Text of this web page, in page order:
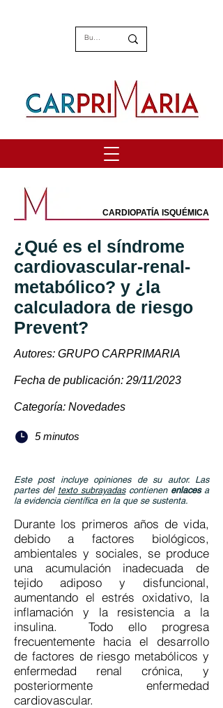
CARDIOPATÍA ISQUÉMICA
¿Qué es el síndrome
cardiovascular-renal-
metabólico? y ¿la
calculadora de riesgo
Prevent?
Autores: GRUPO CARPRIMARIA
Fecha de publicación: 29/11/2023
Categoría: Novedades
5 minutos
Este post incluye opiniones de su autor. Las
partes del texto subrayadascontienen enlacesa
la evidencia científica en la que se sustenta.
Durante los primeros años de vida,
debido a factores biológicos,
ambientales y sociales, se produce
una acumulación inadecuada de
tejido adiposo y disfuncional,
aumentando el estrés oxidativo, la
inflamación y la resistencia a la
insulina. Todo ello progresa
frecuentemente hacia el desarrollo
de factores de riesgo metabólicos y
enfermedad renal crónica, y
posteriormente enfermedad
cardiovascular.